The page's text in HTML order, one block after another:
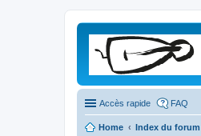
Accès rapide FAQ
Home Index du forum